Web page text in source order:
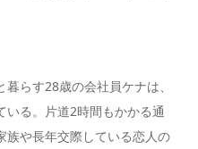
らす28歳の会社員ケナは、
る。片道2時間もかかる通
族や長年交際している恋人の